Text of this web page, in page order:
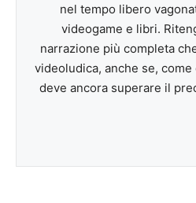
nel tempo libero
videogame e libri.
narrazione più completa
videoludica, anche se,
deve ancora superare il